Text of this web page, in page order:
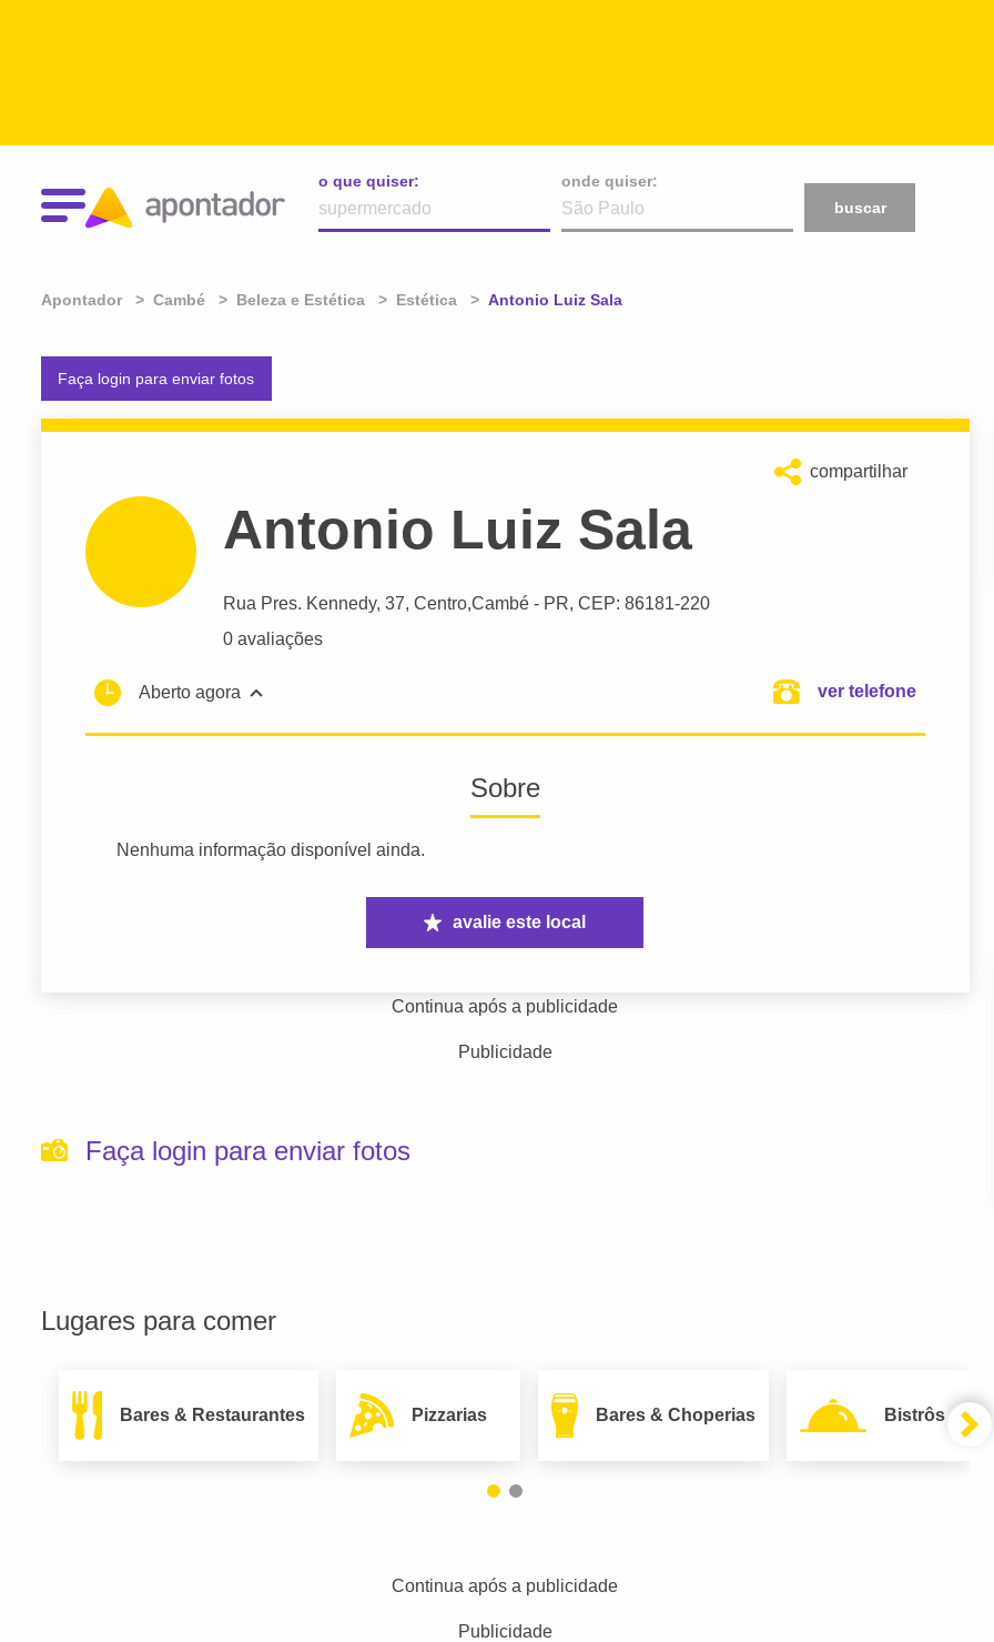
o que quiser:
onde quiser:
buscar
Apontador Cambé Beleza e Estética Estética Atual:
Antonio Luiz Sala
Faça login para enviar fotos
compartilhar
Antonio Luiz Sala
Rua Pres. Kennedy, 37, Centro,Cambé - PR, CEP: 86181-220
0 avaliações
Aberto agora ver telefone
Sobre
Nenhuma informação disponível ainda.
avalie este local
Continua após a publicidade
Publicidade
Faça login para enviar fotos
Lugares para comer
Bares & Restaurantes Pizzarias Bares & Choperias Bistrôs
Continua após a publicidade
Publicidade